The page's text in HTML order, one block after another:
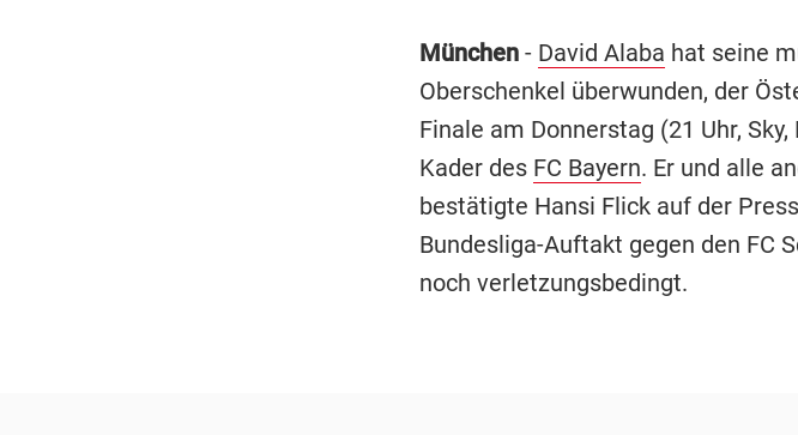
München- David Alaba hat seine
Oberschenkel überwunden, der
Finale am Donnerstag (21 Uhr, Sky,
Kader des FC Bayern. Er und alle
bestätigte Hansi Flick auf der
Bundesliga-Auftakt gegen den FC
noch verletzungsbedingt.